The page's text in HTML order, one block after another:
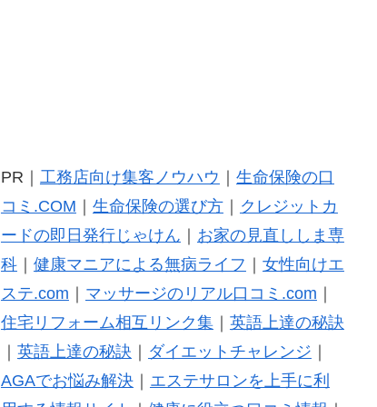
PR｜ 工務店向け集客ノウハウ ｜ 生命保険の口
コミ.COM ｜ 生命保険の選び方｜ クレジットカ
ードの即日発行じゃけん ｜ お家の見直ししま専
科｜ 健康マニアによる無病ライフ ｜ 女性向けエ
ステ.com ｜ マッサージのリアル口コミ.com ｜
住宅リフォーム相互リンク集｜ 英語上達の秘訣
｜ 英語上達の秘訣 ｜ ダイエットチャレンジ ｜
AGAでお悩み解決｜ エステサロンを上手に利